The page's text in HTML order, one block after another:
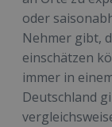
oder
Nehmer gibt,
einschätzen
immer in
Deutschland